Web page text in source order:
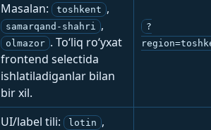
Masalan:
toshkent ,
samarqand-shahri ,
olmazor . To‘liq ro‘yxat
frontend selectida
ishlatiladiganlar bilan
bir xil.
?
UI/label tili: lotin ,